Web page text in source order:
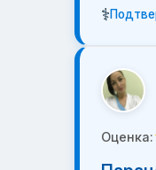
⚕️
Оценка: